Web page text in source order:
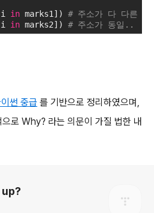
i in marks1]) # 주소가 다 다른 반
i in marks2]) # 주소가 동일..
썬 중급 를 기반으로 정리하였으며,
로 Why? 라는 의문이 가질 법한 내